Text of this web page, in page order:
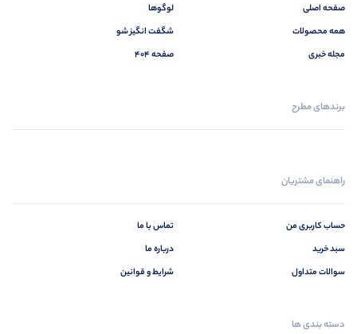
صفحه اصلی
همه محصولات
مجله خبری
لوگوها
شگفت انگیز شو
صفحه 404
برندهای مطرح
راهنمای مشتریان
حساب کاربری من
سبد خرید
سوالات متداول
تماس با ما
درباره ما
شرایط و قوانین
دسته بندی ها